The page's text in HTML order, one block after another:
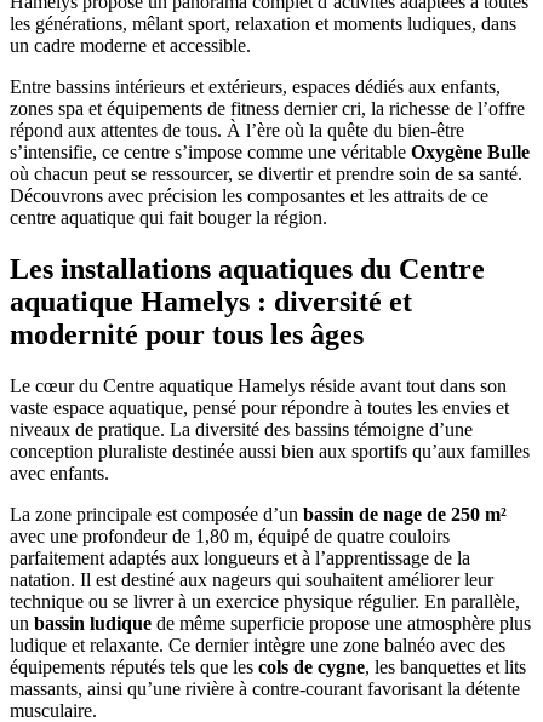
les générations, mêlant sport, relaxation et moments ludiques, dans
un cadre moderne et accessible.
Entre bassins intérieurs et extérieurs, espaces dédiés aux enfants,
zones spa et équipements de fitness dernier cri, la richesse de l’offre
répond aux attentes de tous. À l’ère où la quête du bien-être
s’intensifie, ce centre s’impose comme une véritable Oxygène Bulle
où chacun peut se ressourcer, se divertir et prendre soin de sa santé.
Découvrons avec précision les composantes et les attraits de ce
centre aquatique qui fait bouger la région.
Les installations aquatiques du Centre
aquatique Hamelys : diversité et
modernité pour tous les âges
Le cœur du Centre aquatique Hamelys réside avant tout dans son
vaste espace aquatique, pensé pour répondre à toutes les envies et
niveaux de pratique. La diversité des bassins témoigne d’une
conception pluraliste destinée aussi bien aux sportifs qu’aux familles
avec enfants.
La zone principale est composée d’un bassin de nage de 250 m²
avec une profondeur de 1,80 m, équipé de quatre couloirs
parfaitement adaptés aux longueurs et à l’apprentissage de la
natation. Il est destiné aux nageurs qui souhaitent améliorer leur
technique ou se livrer à un exercice physique régulier. En parallèle,
un bassin ludique de même superficie propose une atmosphère plus
ludique et relaxante. Ce dernier intègre une zone balnéo avec des
équipements réputés tels que les cols de cygne, les banquettes et lits
massants, ainsi qu’une rivière à contre-courant favorisant la détente
musculaire.